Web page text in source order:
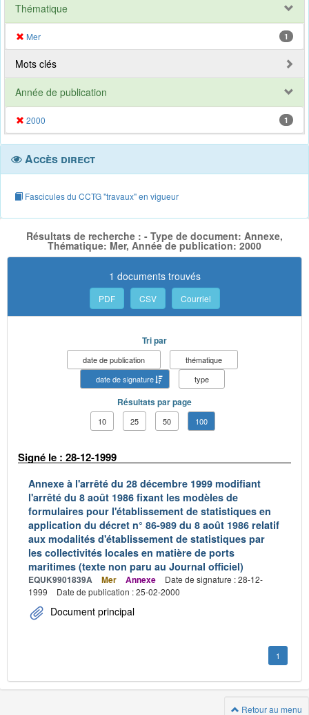
Thématique
Mer 1
Mots clés
Année de publication
2000 1
Accès direct
Fascicules du CCTG "travaux" en vigueur
Résultats de recherche : - Type de document: Annexe,
Thématique: Mer, Année de publication: 2000
1 documents trouvés
PDF CSV Courriel
Tri par
date de publication
thématique
date de signature
type
Résultats par page
10 25 50 100
Signé le : 28-12-1999
Annexe à l'arrêté du 28 décembre 1999 modifiant
l'arrêté du 8 août 1986 fixant les modèles de
formulaires pour l'établissement de statistiques en
application du décret n° 86-989 du 8 août 1986 relatif
aux modalités d'établissement de statistiques par
les collectivités locales en matière de ports
maritimes (texte non paru au Journal officiel)
EQUK9901839A Mer Annexe
Date de signature : 28-12-
1999
Date de publication : 25-02-2000
Document principal
1
Retour au menu